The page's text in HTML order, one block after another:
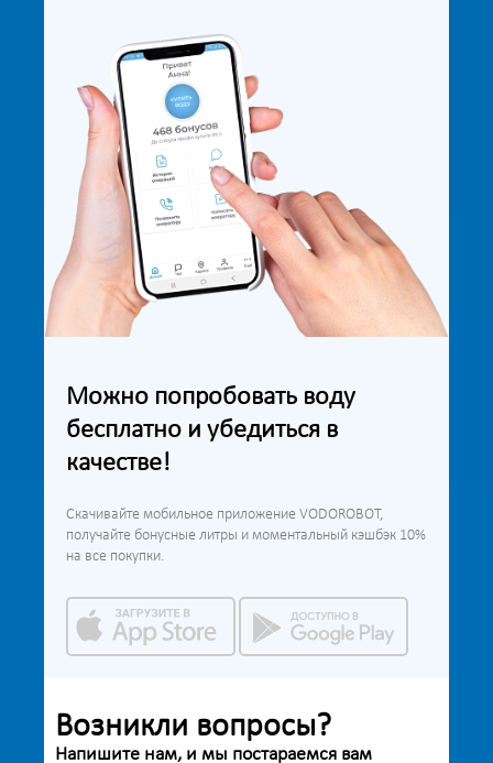
Можно попробовать воду
бесплатно и убедиться в
качестве!
Скачивайте мобильное приложение VODOROBOT,
получайте бонусные литры и моментальный кэшбэк 10%
на все покупки.
Возникли вопросы?
Напишите нам, и мы постараемся вам